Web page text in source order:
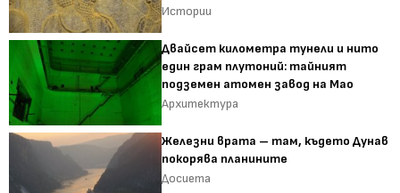
Истории
Двайсет километра тунели и нито
един грам плутоний: тайният
подземен атомен завод на Мао
Архитектура
Железни врата – там, където Дунав
покорява планините
Досиета